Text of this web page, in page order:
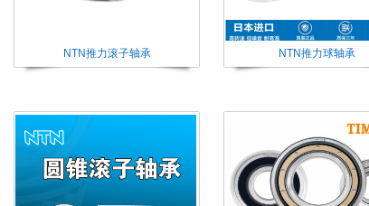
NTN推力滚子轴承 NTN推力球轴承